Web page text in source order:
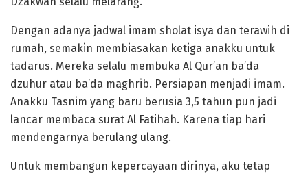
Dengan adanya jadwal imam sholat isya dan terawih di
rumah, semakin membiasakan ketiga anakku untuk
tadarus. Mereka selalu membuka Al Qur’an ba’da
dzuhur atau ba’da maghrib. Persiapan menjadi imam.
Anakku Tasnim yang baru berusia 3,5 tahun pun jadi
lancar membaca surat Al Fatihah. Karena tiap hari
mendengarnya berulang ulang.
Untuk membangun kepercayaan dirinya, aku tetap